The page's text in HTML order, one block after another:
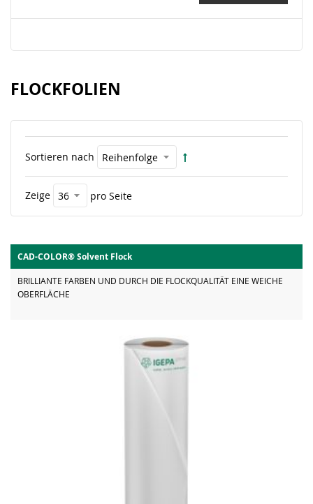
FLOCKFOLIEN
Sortieren nach
Zeige pro Seite
CAD-COLOR® Solvent Flock
BRILLIANTE FARBEN UND DURCH DIE FLOCKQUALITÄT EINE WEICHE
OBERFLÄCHE